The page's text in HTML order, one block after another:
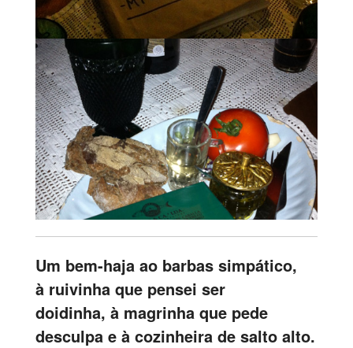
Um bem-haja ao barbas simpático,
à ruivinha que pensei ser
doidinha, à magrinha que pede
desculpa e à cozinheira de salto alto.